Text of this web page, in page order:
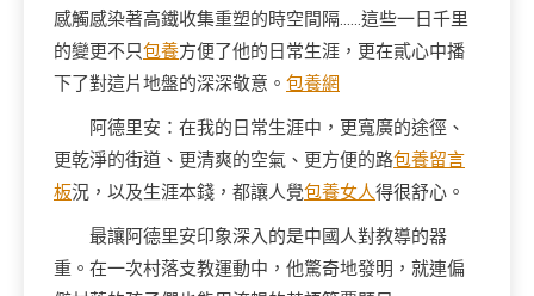
感觸感染著高鐵收集重塑的時空間隔……這些一日千里
的變更不只包養方便了他的日常生涯，更在貳心中播
下了對這片地盤的深深敬意。 包養網
阿德里安：在我的日常生涯中，更寬廣的途徑、
更乾淨的街道、更清爽的空氣、更方便的路包養留言
板況，以及生涯本錢，都讓人覺包養女人得很舒心。
最讓阿德里安印象深入的是中國人對教導的器
重。在一次村落支教運動中，他驚奇地發明，就連偏